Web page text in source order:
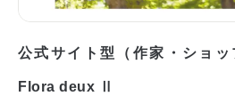
公式サイト型（作家・ショッ
Flora deux Ⅱ